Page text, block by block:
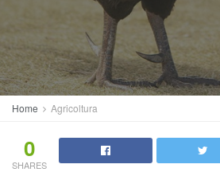
Home Agricoltura
0
SHARES